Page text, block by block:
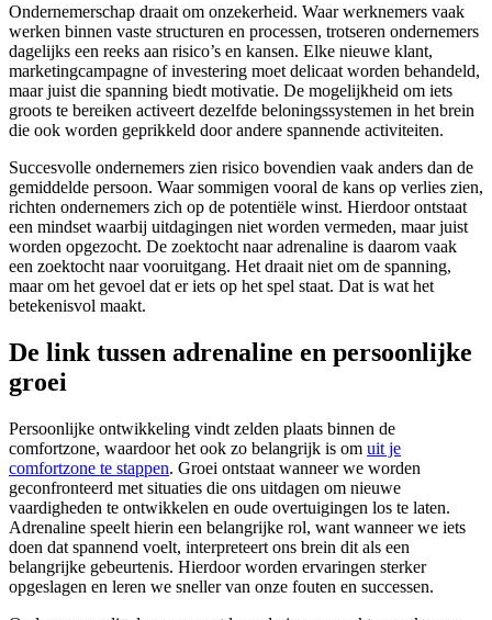
Ondernemerschap draait om onzekerheid. Waar werknemers vaak
werken binnen vaste structuren en processen, trotseren ondernemers
dagelijks een reeks aan risico’s en kansen. Elke nieuwe klant,
marketingcampagne of investering moet delicaat worden behandeld,
maar juist die spanning biedt motivatie. De mogelijkheid om iets
groots te bereiken activeert dezelfde beloningssystemen in het brein
die ook worden geprikkeld door andere spannende activiteiten.
Succesvolle ondernemers zien risico bovendien vaak anders dan de
gemiddelde persoon. Waar sommigen vooral de kans op verlies zien,
richten ondernemers zich op de potentiële winst. Hierdoor ontstaat
een mindset waarbij uitdagingen niet worden vermeden, maar juist
worden opgezocht. De zoektocht naar adrenaline is daarom vaak
een zoektocht naar vooruitgang. Het draait niet om de spanning,
maar om het gevoel dat er iets op het spel staat. Dat is wat het
betekenisvol maakt.
De link tussen adrenaline en persoonlijke
groei
Persoonlijke ontwikkeling vindt zelden plaats binnen de
comfortzone, waardoor het ook zo belangrijk is om uit je
comfortzone te stappen. Groei ontstaat wanneer we worden
geconfronteerd met situaties die ons uitdagen om nieuwe
vaardigheden te ontwikkelen en oude overtuigingen los te laten.
Adrenaline speelt hierin een belangrijke rol, want wanneer we iets
doen dat spannend voelt, interpreteert ons brein dit als een
belangrijke gebeurtenis. Hierdoor worden ervaringen sterker
opgeslagen en leren we sneller van onze fouten en successen.